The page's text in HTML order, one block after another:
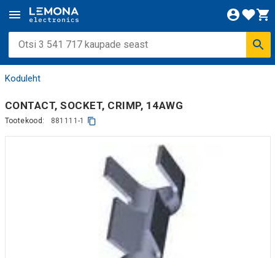
Koduleht
CONTACT, SOCKET, CRIMP, 14AWG
Tootekood: 881111-1